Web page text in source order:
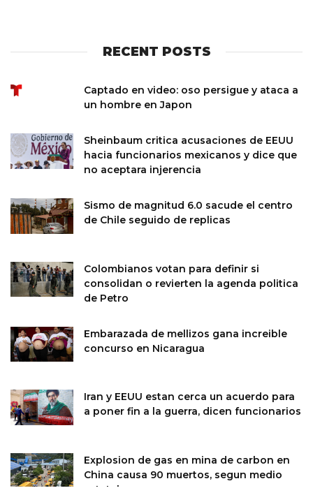
RECENT POSTS
Captado en video: oso persigue y ataca a
un hombre en Japon
Sheinbaum critica acusaciones de EEUU
hacia funcionarios mexicanos y dice que
no aceptara injerencia
Sismo de magnitud 6.0 sacude el centro
de Chile seguido de replicas
Colombianos votan para definir si
consolidan o revierten la agenda politica
de Petro
Embarazada de mellizos gana increible
concurso en Nicaragua
Iran y EEUU estan cerca un acuerdo para
a poner fin a la guerra, dicen funcionarios
Explosion de gas en mina de carbon en
China causa 90 muertos, segun medio
estatal